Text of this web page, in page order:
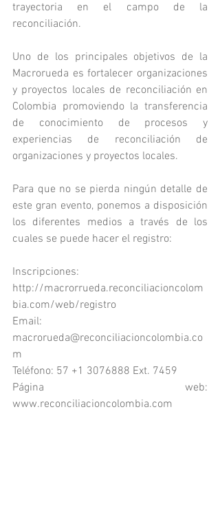
trayectoria en el campo de la
reconciliación.
Uno de los principales objetivos de la
Macrorueda es fortalecer organizaciones
y proyectos locales de reconciliación en
Colombia promoviendo la transferencia
de conocimiento de procesos y
experiencias de reconciliación de
organizaciones y proyectos locales.
Para que no se pierda ningún detalle de
este gran evento, ponemos a disposición
los diferentes medios a través de los
cuales se puede hacer el registro:
http://macrorrueda.reconciliacioncolom
bia.com/web/registro
Email:
macrorueda@reconciliacioncolombia.co
m
Teléfono: 57 +1 3076888 Ext. 7459
www.reconciliacioncolombia.com